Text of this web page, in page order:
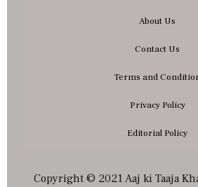
About Us
Contact Us
Terms and
Privacy Policy
Editorial Policy
Copyright © 2021 Aaj ki Taaja